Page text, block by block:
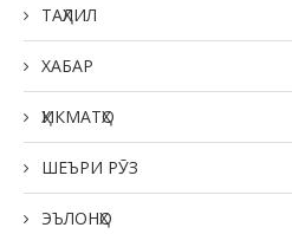
ТАҲЛИЛ
ХАБАР
ҲИКМАТҲО
ШЕЪРИ РӮЗ
ЭЪЛОНҲО